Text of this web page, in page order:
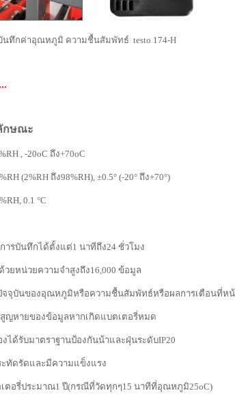
กค่าอุณหภูมิ ความชื้นสัมพัทธ์ testo 174-H
กษณะ
, -20oC ถึง+70oC
(2%RH ถึง98%RH), ±0.5° (-20° ถึง+70°)
0.1 °C
ารบันทึกได้ตั้งแต่1 นาทีถึง24 ชั่วโมง
ยหน่วยความจำสูงถึง16,000 ข้อมูล
จจุบันของอุณหภูมิหรือความชื้นสัมพัทธ์หรือผลการเตือนที่ห
ญหายของข้อมูลหากเกิดแบตเตอรี่หมด
งได้รับมาตราฐานป้องกันน้าและฝุ่นระดับIP20
ทัดรัดและมีความแข็งแรง
ตอรี่ประมาณ1 ปี(กรณีที่วัดทุกๆ15 นาทีที่อุณหภูมิ25oC)